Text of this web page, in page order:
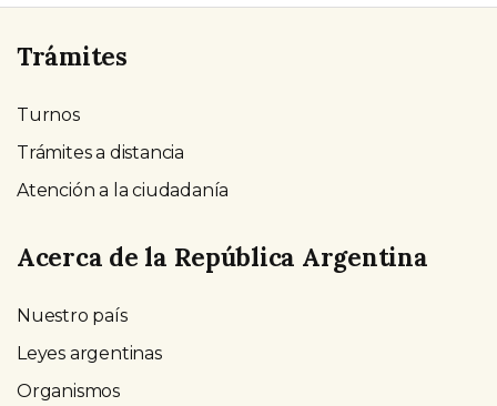
Trámites
Turnos
Trámites a distancia
Atención a la ciudadanía
Acerca de la República Argentina
Nuestro país
Leyes argentinas
Organismos